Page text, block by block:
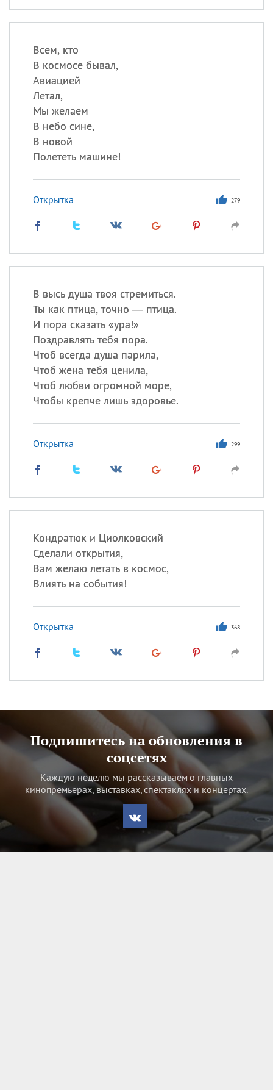
Всем, кто
В космосе бывал,
Авиацией
Летал,
Мы желаем
В небо сине,
В новой
Полететь машине!
Открытка 279
В высь душа твоя стремиться.
Ты как птица, точно — птица.
И пора сказать «ура!»
Поздравлять тебя пора.
Чтоб всегда душа парила,
Чтоб жена тебя ценила,
Чтоб любви огромной море,
Чтобы крепче лишь здоровье.
Открытка 299
Кондратюк и Циолковский
Сделали открытия,
Вам желаю летать в космос,
Влиять на события!
Открытка 368
Подпишитесь на обновления в
соцсетях
Каждую неделю мы рассказываем о главных
кинопремьерах, выставках, спектаклях и концертах.